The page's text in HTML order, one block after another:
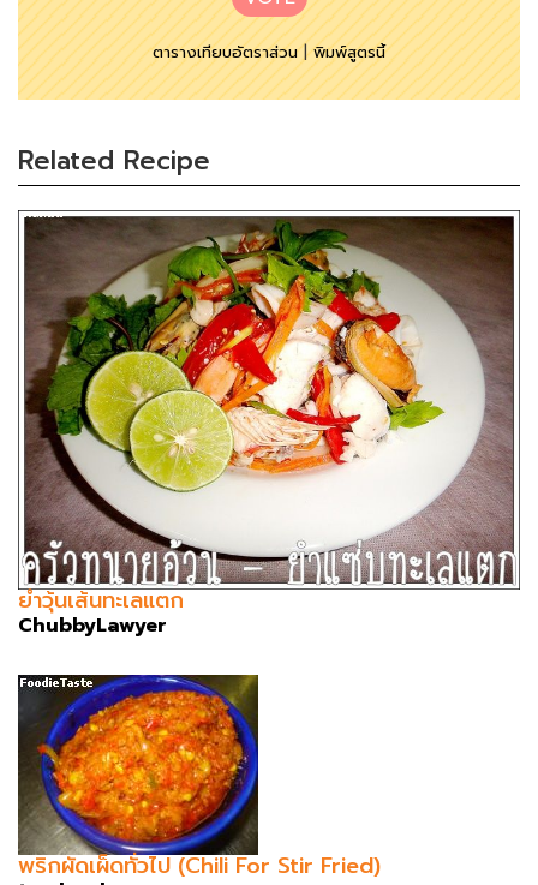
ตารางเทียบอัตราส่วน|พิมพ์สูตรนี้
Related Recipe
ยำวุ้นเส้นทะเลแตก
ChubbyLawyer
พริกผัดเผ็ดทั่วไป (Chili For Stir Fried)